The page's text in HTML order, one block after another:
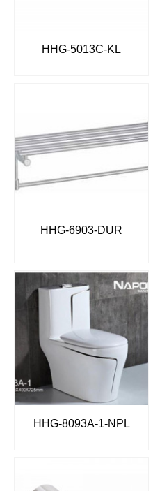
HHG-5013C-KL
HHG-6903-DUR
HHG-8093A-1-NPL